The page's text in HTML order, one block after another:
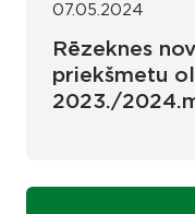
07.05.2024
Rēzeknes
priekšmetu
2023./